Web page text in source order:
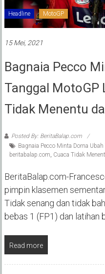
Headline MotoGP
15 Mei, 2021
Bagnaia Pecco
Tanggal MotoGP
Tidak Menentu
Posted By: BeritaBalap.com
Bagnaia Pecco Minta Dorna
beritabalap.com, Cuaca Tidak
BeritaBalap.com-
pimpin klasemen
Tidak senang dan tidak
bebas 1 (FP1) dan latihan
Read more